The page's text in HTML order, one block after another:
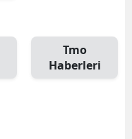
Tmo
Haberleri